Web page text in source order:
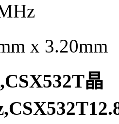
x 3.20mm
晶